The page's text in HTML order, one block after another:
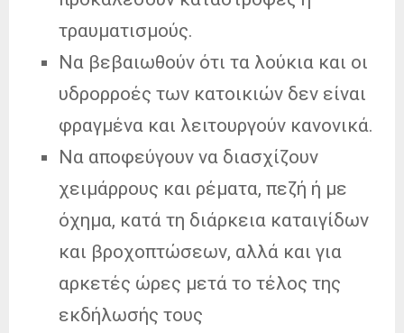
τραυματισμούς.
Να βεβαιωθούν ότι τα λούκια και οι
υδρορροές των κατοικιών δεν είναι
φραγμένα και λειτουργούν κανονικά.
Να αποφεύγουν να διασχίζουν
χειμάρρους και ρέματα, πεζή ή με
όχημα, κατά τη διάρκεια καταιγίδων
και βροχοπτώσεων, αλλά και για
αρκετές ώρες μετά το τέλος της
εκδήλωσής τους